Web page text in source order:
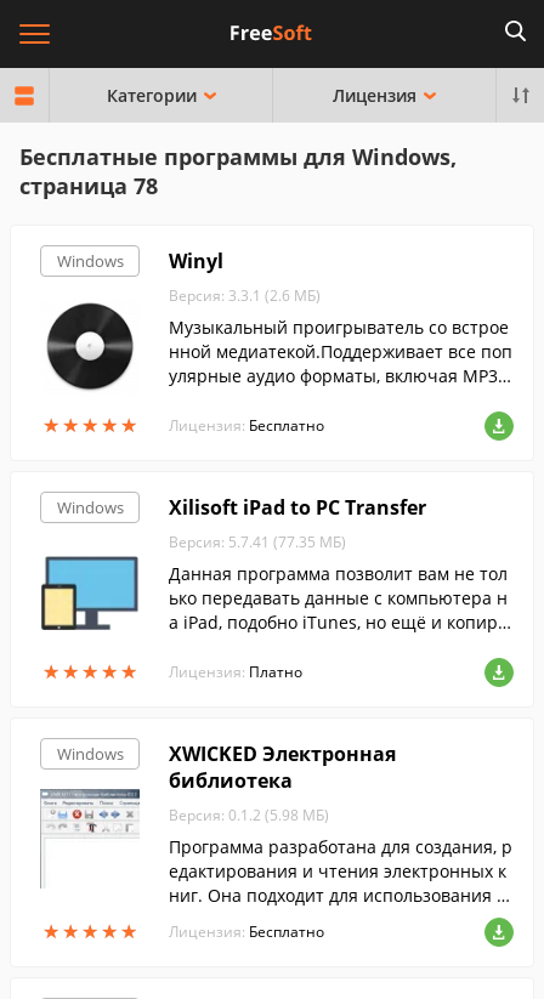
Категории Лицензия
Бесплатные программы для Windows,
страница 78
Windows
★★★★★
★★★★★
Winyl
Версия: 3.3.1 (2.6 МБ)
Музыкальный проигрыватель со встрое
нной медиатекой.Поддерживает все поп
улярные аудио форматы, включая MP3,
р.
Лицензия: Бесплатно
Windows
★★★★★
★★★★★
Xilisoft iPad to PC Transfer
Версия: 5.7.41 (77.35 МБ)
Данная программа позволит вам не тол
ько передавать данные с компьютера н
а iPad, подобно iTunes, но ещё и копиро
р, так же как и копировать файлы в библ
Лицензия: Платно
Windows
★★★★★
★★★★★
XWICKED Электронная
библиотека
Версия: 0.1.2 (5.98 МБ)
Программа разработана для создания, р
едактирования и чтения электронных к
ниг. Она подходит для использования д
ля работы с большим количеством доку
ментов с несложным содержанием.
Лицензия: Бесплатно